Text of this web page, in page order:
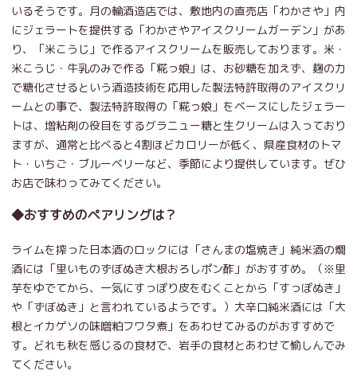
いるそうです。月の輪酒造店では、敷地内の直売店「わかさや」内
にジェラートを提供する「わかさやアイスクリームガーデン」があ
り、「米こうじ」で作るアイスクリームを販売しております。米・
米こうじ・牛乳のみで作る「糀っ娘」は、お砂糖を加えず、麹の力
で糖化させるという酒造技術を応用した製法特許取得のアイスクリ
ームとの事で、製法特許取得の「糀っ娘」をベースにしたジェラー
トは、増粘剤の役目をするグラニュー糖と生クリームは入っており
ますが、通常と比べると4割ほどカロリーが低く、県産食材のトマ
ト・いちご・ブルーベリーなど、季節により提供しています。ぜひ
お店で味わってみてください。
◆おすすめのペアリングは？
ライムを搾った日本酒のロックには「さんまの塩焼き」純米酒の燗
酒には「里いものずぼぬき大根おろしポン酢」がおすすめ。（※里
芋をゆでてから、一気にすっぽり皮をむくことから「すっぽぬき」
や「ずぼぬき」と言われているようです。）大辛口純米酒には「大
根とイカゲソの味噌粕フワタ煮」をあわせてみるのがおすすめで
す。どれも秋を感じるの食材で、岩手の食材とあわせて愉しんでみ
てください。